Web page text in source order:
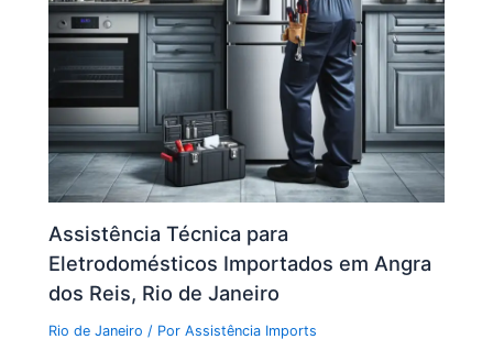
Assistência Técnica para
Eletrodomésticos Importados em Angra
dos Reis, Rio de Janeiro
Rio de Janeiro / PorAssistência Imports